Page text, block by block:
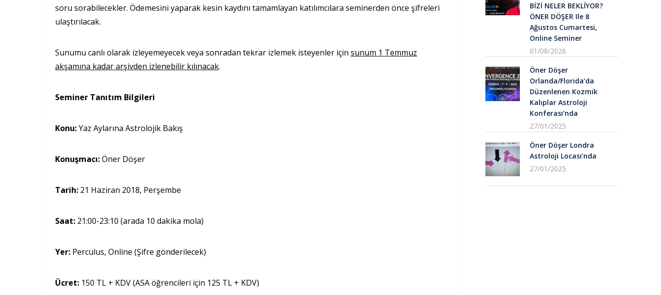
soru sorabilecekler. Ödemesini yaparak kesin kaydını tamamlayan katılımcılara seminerden önce şifreleri
ulaştırılacak.
Sunumu canlı olarak izleyemeyecek veya sonradan tekrar izlemek isteyenler için sunum 1 Temmuz
akşamına kadar arşivden izlenebilir kılınacak.
Seminer Tanıtım Bilgileri
Konu:Yaz Aylarına Astrolojik Bakış
Konuşmacı:Öner Döşer
Tarih: 21 Haziran 2018, Perşembe
Saat: 21:00-23:10 (arada 10 dakika mola)
Yer: Perculus, Online (Şifre gönderilecek)
Ücret: 150 TL + KDV (ASA öğrencileri için 125 TL + KDV)
BİZİ NELER BEKLİYOR?
ÖNER DÖŞER Ile 8
Ağustos Cumartesi,
Online Seminer
01/08/2026
Öner Döşer
Orlanda/Florida’da
Düzenlenen Kozmik
Kalıplar Astroloji
Konferası’nda
27/01/2025
Öner Döşer Londra
Astroloji Locası’nda
27/01/2025